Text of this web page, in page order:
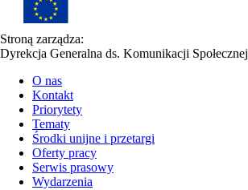
Stroną zarządza:
Dyrekcja Generalna ds. Komunikacji Społecznej
O nas
Kontakt
Priorytety
Tematy
Środki unijne i przetargi
Oferty pracy
Serwis prasowy
Wydarzenia